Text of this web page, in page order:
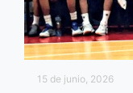
15 de junio, 2026